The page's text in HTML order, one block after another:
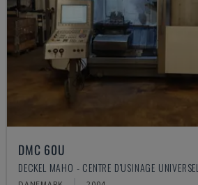
DMC 60U
DECKEL MAHO - CENTRE D'USINAGE UNIVERSEL